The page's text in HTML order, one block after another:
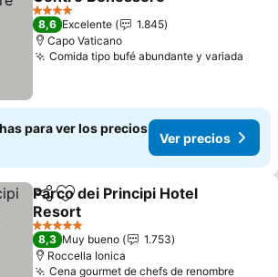
4 Estrellas
8,6 Excelente
1.845
Capo Vaticano
Comida tipo bufé abundante y variada
para ver los precios
Ver precios
CompartirAñadir a favoritos
Parco dei Principi Hotel
Resort
5 Estrellas
8,3 Muy bueno
1.753
Roccella Ionica
Cena gourmet de chefs de renombre